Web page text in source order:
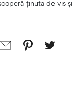
ținuta de vis și